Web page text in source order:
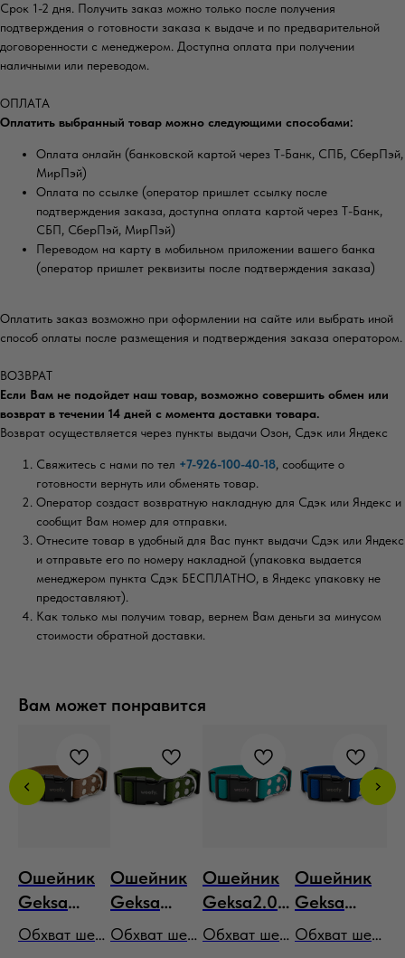
Срок 1-2 дня. Получить заказ можно только после получения
подтверждения о готовности заказа к выдаче и по предварительной
договоренности с менеджером. Доступна оплата при получении
наличными или переводом.
ОПЛАТА
Оплатить выбранный товар можно следующими способами:
Оплата онлайн (банковской картой через Т-Банк, СПБ, СберПэй,
МирПэй)
Оплата по ссылке (оператор пришлет ссылку после
подтверждения заказа, доступна оплата картой через Т-Банк,
СБП, СберПэй, МирПэй)
Переводом на карту в мобильном приложении вашего банка
(оператор пришлет реквизиты после подтверждения заказа)
Оплатить заказ возможно при оформлении на сайте или выбрать иной
способ оплаты после размещения и подтверждения заказа оператором.
ВОЗВРАТ
Если Вам не подойдет наш товар, возможно совершить обмен или
возврат в течении 14 дней с момента доставки товара.
Возврат осуществляется через пункты выдачи Озон, Сдэк или Яндекс
Свяжитесь с нами по тел +7-926-100-40-18, сообщите о
готовности вернуть или обменять товар.
Оператор создаст возвратную накладную для Сдэк или Яндекс и
сообщит Вам номер для отправки.
Отнесите товар в удобный для Вас пункт выдачи Сдэк или Яндекс
и отправьте его по номеру накладной (упаковка выдается
менеджером пункта Сдэк БЕСПЛАТНО, в Яндекс упаковку не
предоставляют).
Как только мы получим товар, вернем Вам деньги за минусом
стоимости обратной доставки.
Вам может понравится
Ошейник
Geksa
Classic
Обхват шеи
Ошейник
Geksa
Classic
Обхват шеи
Ошейник
Geksa2.0
бирюзовый
Обхват шеи
Ошейник
Geksa
Classic
Обхват шеи